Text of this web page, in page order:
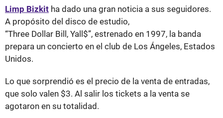
Limp Bizkit ha dado una gran noticia a sus seguidores.
A propósito del disco de estudio,
“Three Dollar Bill, Yall$”, estrenado en 1997, la banda
prepara un concierto en el club de Los Ángeles, Estados
Unidos.
Lo que sorprendió es el precio de la venta de entradas,
que solo valen $3. Al salir los tickets a la venta se
agotaron en su totalidad.